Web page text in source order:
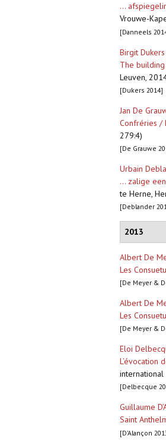
...
Vrouwe-
[Danneels
Birgit Dukers
The
Leuven,
[Dukers 2014]
Jan De
Confréries /
279:4)
[De Grauwe
Urbain
... zalige
te Herne,
[Deblander
2013
Albert De
Les
[De Meyer &
Albert De
Les
[De Meyer &
Eloi
L’évocation
international
[Delbecque
Guillaume
Saint
[D’Alançon